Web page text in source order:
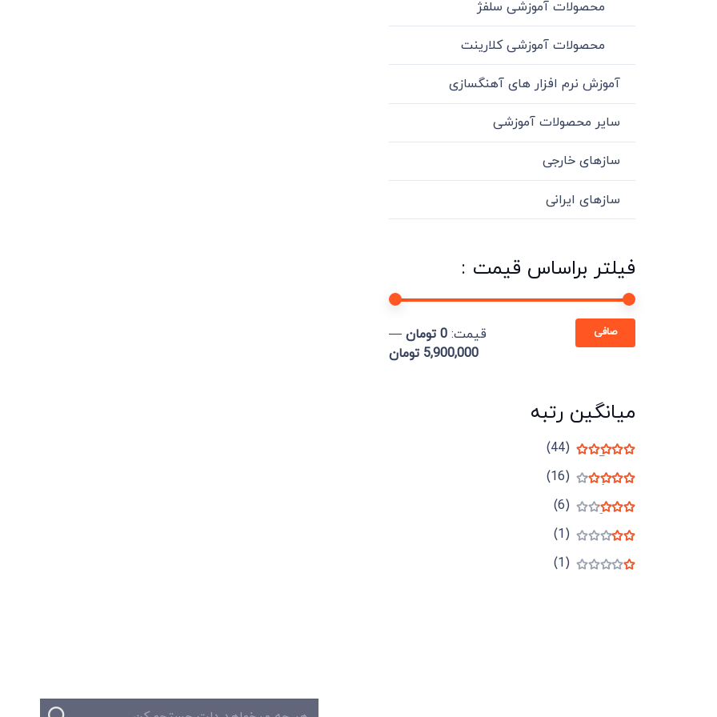
محصولات آموزشی سلفژ
محصولات آموزشی کلارینت
آموزش نرم افزار های آهنگسازی
سایر محصولات آموزشی
سازهای خارجی
سازهای ایرانی
فیلتر براساس قیمت :
صافی قيمت: 0 تومان
—
5,900,000 تومان
میانگین رتبه
5
(44)
4
(16)
3
(6)
(1)
(1)